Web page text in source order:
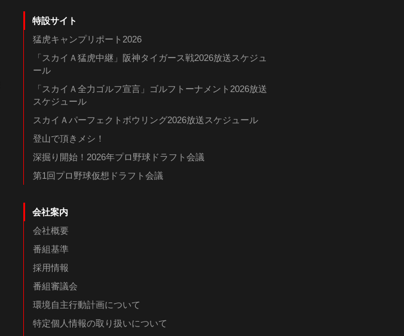
特設サイト
猛虎キャンプリポート2026
「スカイＡ猛虎中継」阪神タイガース戦2026放送スケジュ
ール
「スカイＡ全力ゴルフ宣言」ゴルフトーナメント2026放送
スケジュール
スカイＡパーフェクトボウリング2026放送スケジュール
登山で頂きメシ！
深掘り開始！2026年プロ野球ドラフト会議
第1回プロ野球仮想ドラフト会議
会社案内
会社概要
番組基準
採用情報
番組審議会
環境自主行動計画について
特定個人情報の取り扱いについて